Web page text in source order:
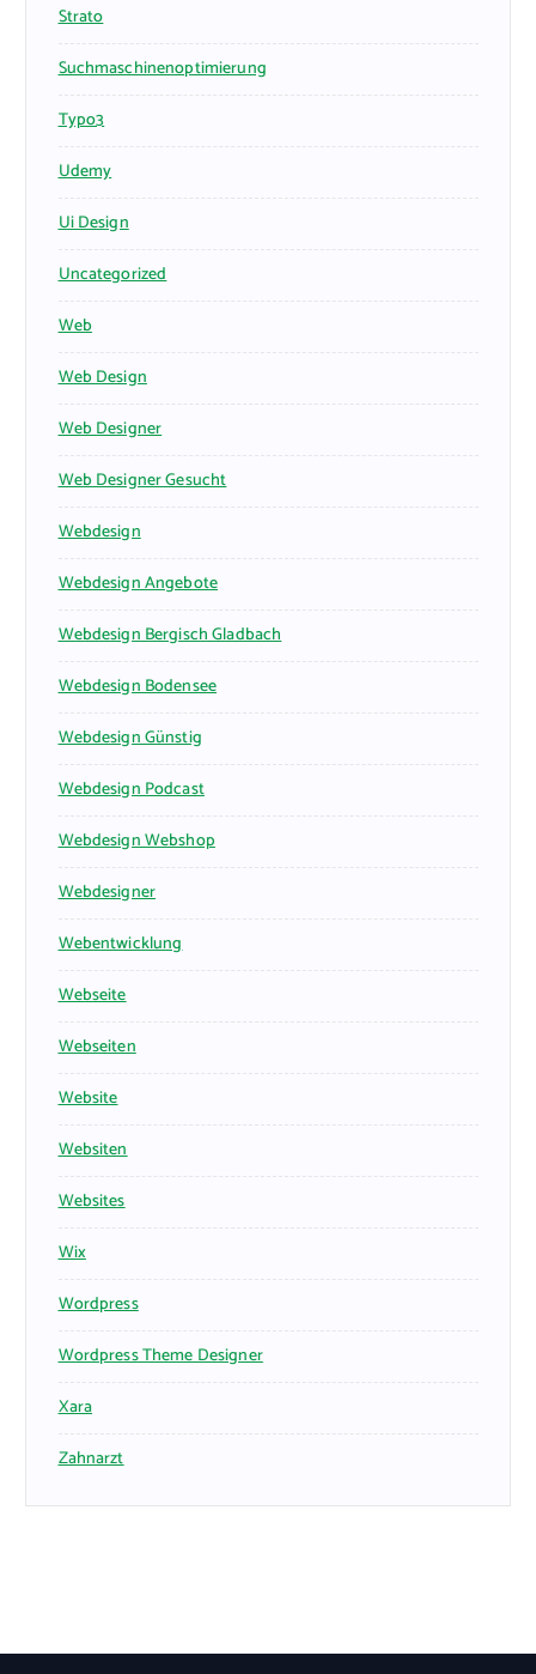
Strato
Suchmaschinenoptimierung
Typo3
Udemy
Ui Design
Uncategorized
Web
Web Design
Web Designer
Web Designer Gesucht
Webdesign
Webdesign Angebote
Webdesign Bergisch Gladbach
Webdesign Bodensee
Webdesign Günstig
Webdesign Podcast
Webdesign Webshop
Webdesigner
Webentwicklung
Webseite
Webseiten
Website
Websiten
Websites
Wix
Wordpress
Wordpress Theme Designer
Xara
Zahnarzt